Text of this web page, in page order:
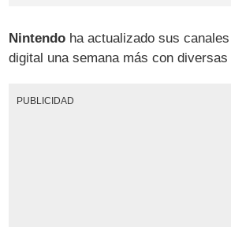
Nintendo ha actualizado sus
digital una semana más con diversas
PUBLICIDAD